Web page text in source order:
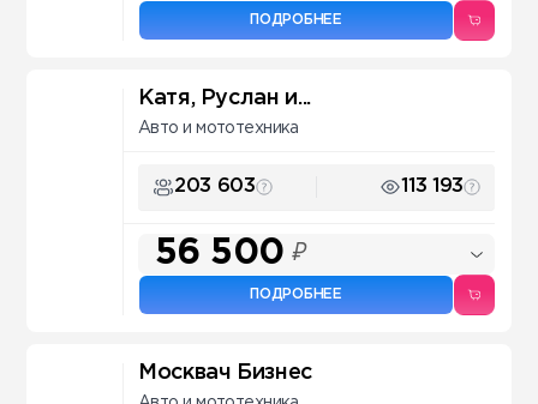
ПОДРОБНЕЕ
Катя, Руслан и...
Авто и мототехника
203 603 113 193
56 500 ₽
ПОДРОБНЕЕ
Москвач Бизнес